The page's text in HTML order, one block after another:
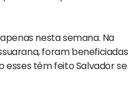
nesta semana. Na
foram beneficiadas
esses têm feito Salvador se